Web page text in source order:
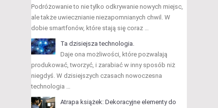
Podróżowanie to nie tylko odkrywanie nowych miejsc,
ale także uwiecznianie niezapomnianych chwil. W
dobie smartfonów, które stają się coraz …
Ta dzisiejsza technologia.
Daje ona możliwości, które pozwalają
produkować, tworzyć, i zarabiać w inny sposób niż
niegdyś. W dzisiejszych czasach nowoczesna
technologia …
Atrapa książek: Dekoracyjne elementy do